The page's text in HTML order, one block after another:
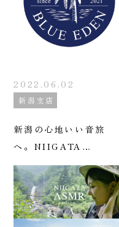
2022.06.02
新潟支店
新潟の心地いい音旅
へ。NIIGATA
ASMR ニイガタ・ア
スマー